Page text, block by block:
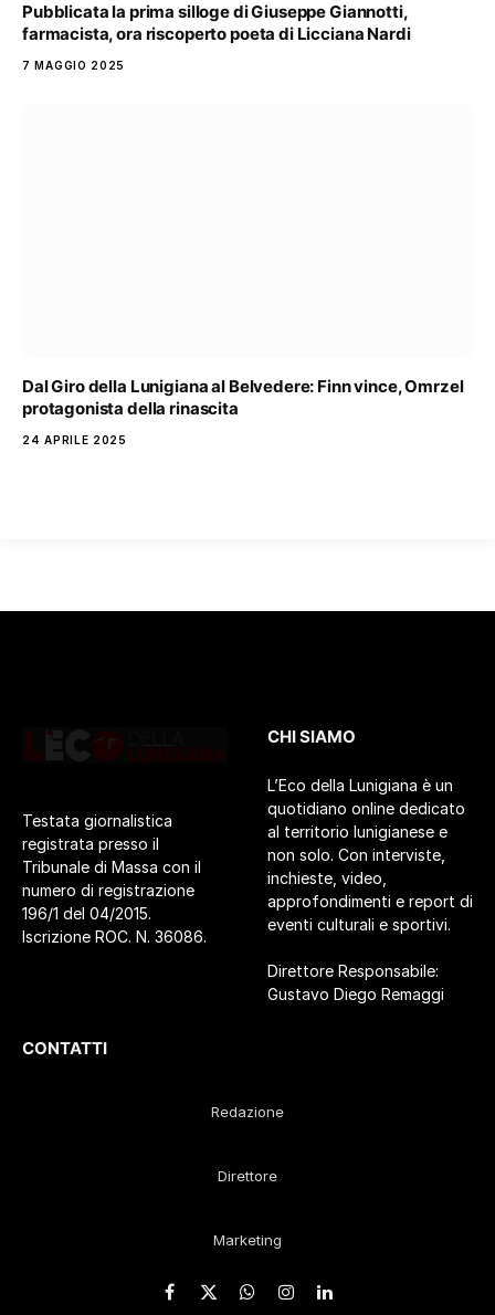
Pubblicata la prima silloge di Giuseppe Giannotti,
farmacista, ora riscoperto poeta di Licciana Nardi
7 MAGGIO 2025
Dal Giro della Lunigiana al Belvedere: Finn vince, Omrzel
protagonista della rinascita
24 APRILE 2025
Testata giornalistica
registrata presso il
Tribunale di Massa con il
numero di registrazione
196/1 del 04/2015.
Iscrizione ROC. N. 36086.
CHI SIAMO
L’Eco della Lunigiana è un
quotidiano online dedicato
al territorio lunigianese e
non solo. Con interviste,
inchieste, video,
approfondimenti e report di
eventi culturali e sportivi.
Direttore Responsabile:
Gustavo Diego Remaggi
CONTATTI
Redazione
Direttore
Marketing
Facebook
X WhatsApp
Instagram
LinkedIn